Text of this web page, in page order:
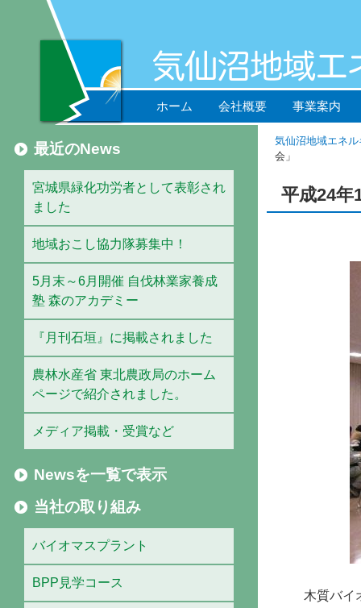
ホーム 会社概要 事業案内
気仙沼地域エネ
会」
平成24年
木質バイ
最近のNews
宮城県緑化功労者として表彰され
ました
地域おこし協力隊募集中！
5月末～6月開催 自伐林業家養成
塾 森のアカデミー
『月刊石垣』に掲載されました
農林水産省 東北農政局のホーム
ページで紹介されました。
メディア掲載・受賞など
Newsを一覧で表示
当社の取り組み
バイオマスプラント
BPP見学コース